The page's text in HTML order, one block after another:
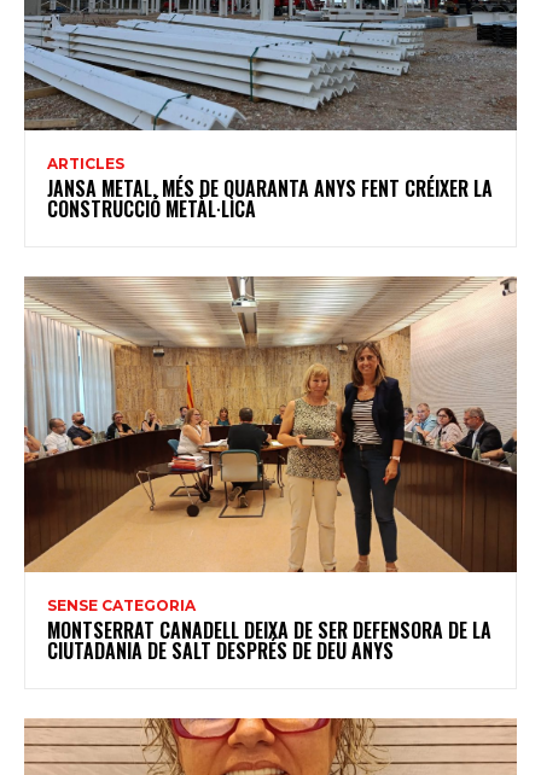
ARTICLES
JANSA METAL, MÉS DE QUARANTA ANYS FENT CRÉIXER LA
CONSTRUCCIÓ METÀL·LICA
SENSE CATEGORIA
MONTSERRAT CANADELL DEIXA DE SER DEFENSORA DE LA
CIUTADANIA DE SALT DESPRÉS DE DEU ANYS